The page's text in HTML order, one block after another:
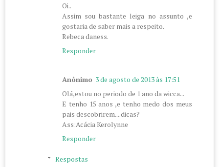
Oi..
Assim sou bastante leiga no assunto ,e
gostaria de saber mais a respeito.
Rebeca daness.
Responder
Anônimo 3 de agosto de 2013 às 17:51
Olá,estou no periodo de 1 ano da wicca...
E tenho 15 anos ,e tenho medo dos meus
pais descobrirem....dicas?
Ass:Acácia Kerolynne
Responder
Respostas